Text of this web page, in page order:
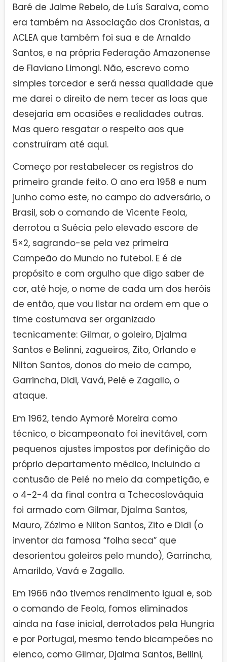
Baré de Jaime Rebelo, de Luís Saraiva, como
era também na Associação dos Cronistas, a
ACLEA que também foi sua e de Arnaldo
Santos, e na própria Federação Amazonense
de Flaviano Limongi. Não, escrevo como
simples torcedor e será nessa qualidade que
me darei o direito de nem tecer as loas que
desejaria em ocasiões e realidades outras.
Mas quero resgatar o respeito aos que
construíram até aqui.
Começo por restabelecer os registros do
primeiro grande feito. O ano era 1958 e num
junho como este, no campo do adversário, o
Brasil, sob o comando de Vicente Feola,
derrotou a Suécia pelo elevado escore de
5×2, sagrando-se pela vez primeira
Campeão do Mundo no futebol. E é de
propósito e com orgulho que digo saber de
cor, até hoje, o nome de cada um dos heróis
de então, que vou listar na ordem em que o
time costumava ser organizado
tecnicamente: Gilmar, o goleiro, Djalma
Santos e Belinni, zagueiros, Zito, Orlando e
Nilton Santos, donos do meio de campo,
Garrincha, Didi, Vavá, Pelé e Zagallo, o
ataque.
Em 1962, tendo Aymoré Moreira como
técnico, o bicampeonato foi inevitável, com
pequenos ajustes impostos por definição do
próprio departamento médico, incluindo a
contusão de Pelé no meio da competição, e
o 4-2-4 da final contra a Tchecoslováquia
foi armado com Gilmar, Djalma Santos,
Mauro, Zózimo e Nilton Santos, Zito e Didi (o
inventor da famosa “folha seca” que
desorientou goleiros pelo mundo), Garrincha,
Amarildo, Vavá e Zagallo.
Em 1966 não tivemos rendimento igual e, sob
o comando de Feola, fomos eliminados
ainda na fase inicial, derrotados pela Hungria
e por Portugal, mesmo tendo bicampeões no
elenco, como Gilmar, Djalma Santos, Bellini,